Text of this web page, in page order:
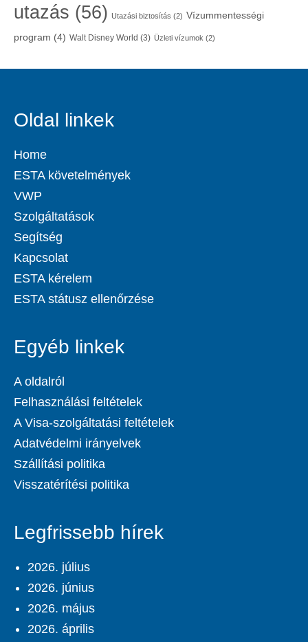
utazás (56) Utazási biztosítás (2) Vízummentességi
program (4) Walt Disney World (3) Üzleti vízumok (2)
Oldal linkek
Home
ESTA követelmények
VWP
Szolgáltatások
Segítség
Kapcsolat
ESTA kérelem
ESTA státusz ellenőrzése
Egyéb linkek
A oldalról
Felhasználási feltételek
A Visa-szolgáltatási feltételek
Adatvédelmi irányelvek
Szállítási politika
Visszatérítési politika
Legfrissebb hírek
2026. július
2026. június
2026. május
2026. április